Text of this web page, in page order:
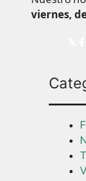
viernes,